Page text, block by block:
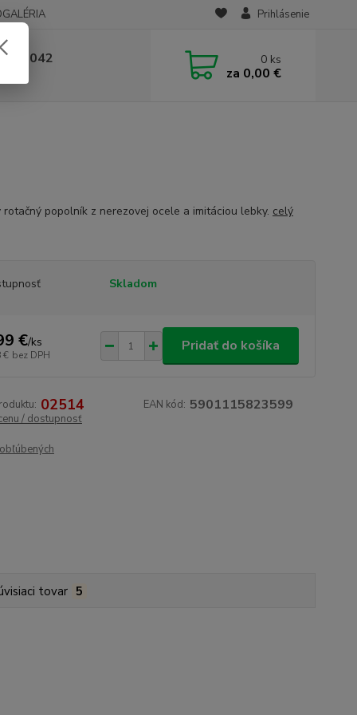
Prihlásenie
236 042 0 ks
za 0,00 €
rotačný popolník z nerezovej ocele a imitáciou lebky. celý
Skladom
€/ks
€ bez DPH
Pridať do košíka
02514 EAN kód: 5901115823599
/ dostupnosť
tovar 5